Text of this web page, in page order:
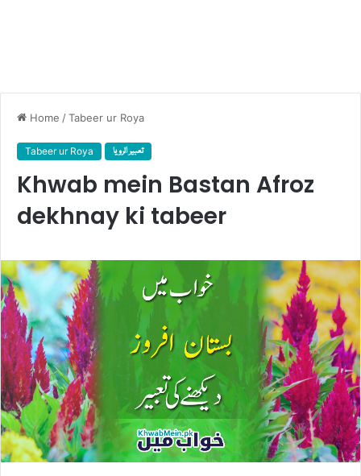
Home /Tabeer ur Roya
Tabeer ur Roya تعبیر الرویا
Khwab mein Bastan Afroz
dekhnay ki tabeer